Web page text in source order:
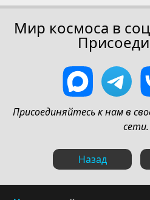
Мир космоса в
Присоединяйтесь к нам в
сети.
Назад